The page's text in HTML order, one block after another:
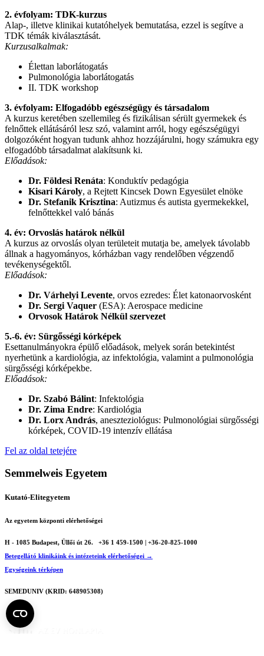
2. évfolyam: TDK-kurzus
Alap-, illetve klinikai kutatóhelyek bemutatása, ezzel is segítve a
TDK témák kiválasztását.
Kurzusalkalmak:
Élettan laborlátogatás
Pulmonológia laborlátogatás
II. TDK workshop
3. évfolyam: Elfogadóbb egészségügy és társadalom
A kurzus keretében szellemileg és fizikálisan sérült gyermekek és
felnőttek ellátásáról lesz szó, valamint arról, hogy egészségügyi
dolgozóként hogyan tudunk ahhoz hozzájárulni, hogy számukra egy
elfogadóbb társadalmat alakítsunk ki.
Előadások:
Dr. Földesi Renáta: Konduktív pedagógia
Kisari Károly, a Rejtett Kincsek Down Egyesület elnöke
Dr. Stefanik Krisztina: Autizmus és autista gyermekekkel,
felnőttekkel való bánás
4. év: Orvoslás határok nélkül
A kurzus az orvoslás olyan területeit mutatja be, amelyek távolabb
állnak a hagyományos, kórházban vagy rendelőben végzendő
tevékenységektől.
Előadások:
Dr. Várhelyi Levente, orvos ezredes: Élet katonaorvosként
Dr. Sergi Vaquer (ESA): Aerospace medicine
Orvosok Határok Nélkül szervezet
5.-6. év: Sürgősségi kórképek
Esettanulmányokra épülő előadások, melyek során betekintést
nyerhetünk a kardiológia, az infektológia, valamint a pulmonológia
sürgősségi kórképekbe.
Előadások:
Dr. Szabó Bálint: Infektológia
Dr. Zima Endre: Kardiológia
Dr. Lorx András, aneszteziológus: Pulmonológiai sürgősségi
kórképek, COVID-19 intenzív ellátása
Fel az oldal tetejére
Semmelweis Egyetem
Kutató-Elitegyetem
Az egyetem központi elérhetőségei
H - 1085 Budapest, Üllői út 26.
+36 1 459-1500 | +36-20-825-1000
Betegellátó klinikáink és intézeteink elérhetőségei →
Egységeink térképen
SEMEDUNIV (KRID: 648905308)